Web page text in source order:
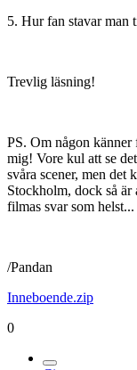
5. Hur fan stavar man
Trevlig läsning!
PS. Om någon känner
mig! Vore kul att se
svåra scener, men det
Stockholm, dock så
filmas svar som helst...
/Pandan
Inneboende.zip
0